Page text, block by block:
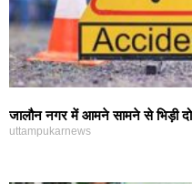
जालौन नगर में आमने सामने से भिड़ी
uttampukarnews